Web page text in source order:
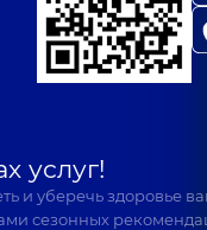
услуг!
и уберечь здоровье
сезонных